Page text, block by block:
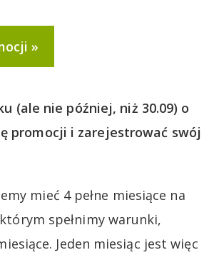
(ale nie później, niż 30.09) o
promocji i zarejestrować swój
mieć 4 pełne miesiące na
spełnimy warunki,
Jeden miesiąc jest więc